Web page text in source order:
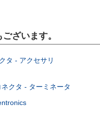
ざいます。
タ - アクセサリ
クタ - ターミネータ